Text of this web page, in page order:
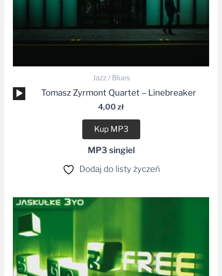
Jazz / Blues
Odtwarzacz
plików
Tomasz Zyrmont Quartet – Linebreaker
4,00 zł
Kup MP3
MP3 singiel
Dodaj do listy życzeń